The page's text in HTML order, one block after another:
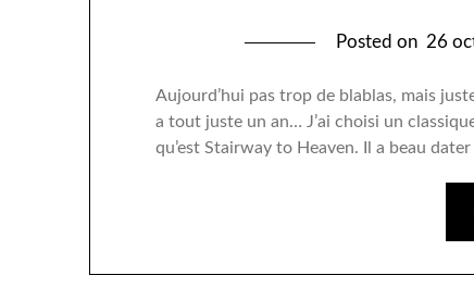
Posted on 26
Aujourd’hui pas trop de blablas, mais
a tout juste un an… J’ai choisi un
qu’est Stairway to Heaven. Il a beau